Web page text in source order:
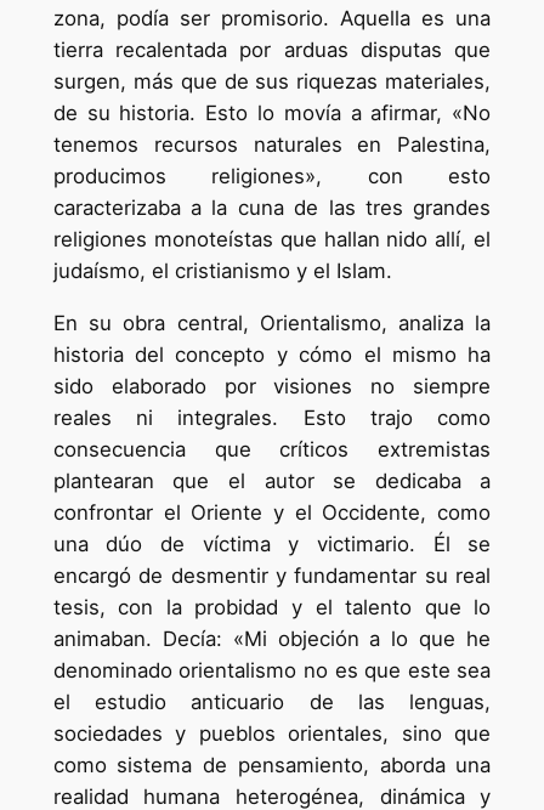
zona, podía ser promisorio. Aquella es una
tierra recalentada por arduas disputas que
surgen, más que de sus riquezas materiales,
de su historia. Esto lo movía a afirmar, «No
tenemos recursos naturales en Palestina,
producimos religiones», con esto
caracterizaba a la cuna de las tres grandes
religiones monoteístas que hallan nido allí, el
judaísmo, el cristianismo y el Islam.
En su obra central, Orientalismo, analiza la
historia del concepto y cómo el mismo ha
sido elaborado por visiones no siempre
reales ni integrales. Esto trajo como
consecuencia que críticos extremistas
plantearan que el autor se dedicaba a
confrontar el Oriente y el Occidente, como
una dúo de víctima y victimario. Él se
encargó de desmentir y fundamentar su real
tesis, con la probidad y el talento que lo
animaban. Decía: «Mi objeción a lo que he
denominado orientalismo no es que este sea
el estudio anticuario de las lenguas,
sociedades y pueblos orientales, sino que
como sistema de pensamiento, aborda una
realidad humana heterogénea, dinámica y